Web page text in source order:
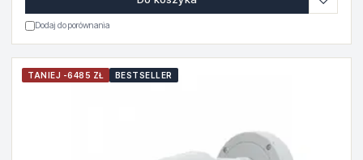
Dodaj do porównania
TANIEJ -6485 ZŁ BESTSELLER